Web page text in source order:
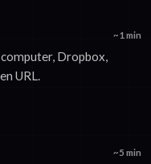
~1 min
Dropbox,
URL.
~5 min